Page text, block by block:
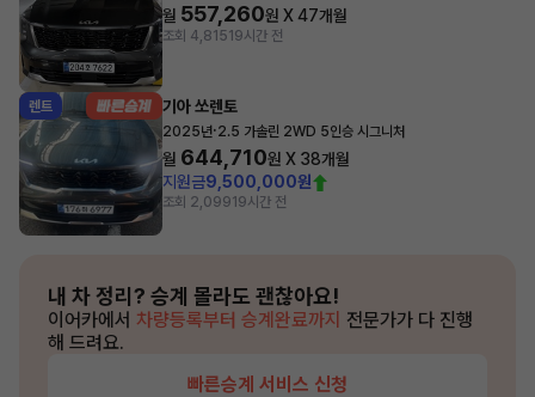
월 557,260원 X47개월
조회 4,81519시간 전
렌트 기아 쏘렌토
2025년·2.5 가솔린 2WD 5인승 시그니처
월 644,710원 X 38개월
지원금9,500,000원
조회 2,09919시간 전
내 차 정리? 승계 몰라도 괜찮아요!
이어카에서 차량등록부터 승계완료까지 전문가가 다 진행
해 드려요.
빠른승계 서비스 신청